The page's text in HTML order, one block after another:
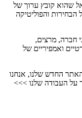
שהוא קובץ ערוך של
והפוליטיקה
חברה, מרצים,
ואמפיריים של
נובמבר 2022 ולכבוד האתר החדש שלנו, אנחנו
על העבודה שלנו >>>